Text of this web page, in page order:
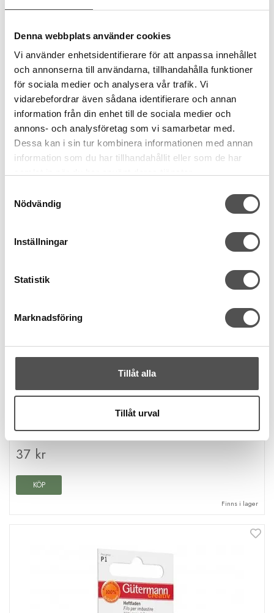
Denna webbplats använder cookies
Vi använder enhetsidentifierare för att anpassa innehållet
och annonserna till användarna, tillhandahålla funktioner
för sociala medier och analysera vår trafik. Vi
vidarebefordrar även sådana identifierare och annan
information från din enhet till de sociala medier och
annons- och analysföretag som vi samarbetar med.
Dessa kan i sin tur kombinera informationen med annan
information som du har tillhandahållit eller som de har
Nödvändig
Inställningar
Statistik
Marknadsföring
Tillåt alla
Tillåt urval
Skär genom lädret
39 kr
KÖP
Gütermann jeanstråd 100m 5154
37 kr
KÖP
Finns i lager